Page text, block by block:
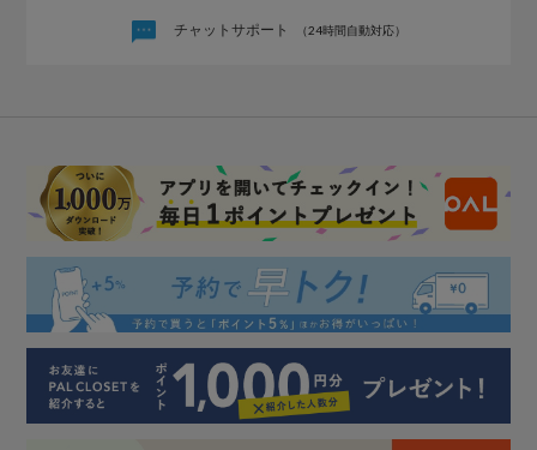
チャットサポート （24時間自動対応）